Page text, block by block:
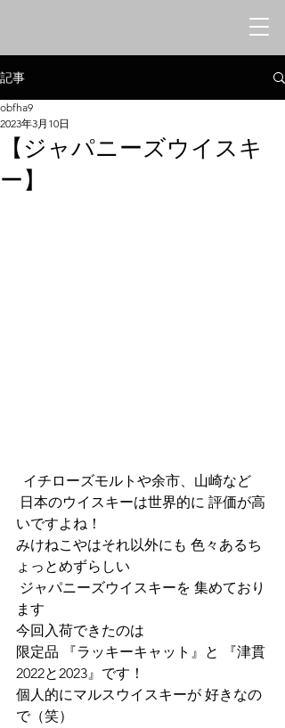
記事
【ジャパニーズウイスキ
ー】
obfha9
2023年3月10日
  イチローズモルトや余市、山崎など
いですよね！
みけねこやはそれ以外にも 色々あるち
ょっとめずらしい
ます
今回入荷できたのは
限定品 『ラッキーキャット』と 『津貫
2022と2023』です！
個人的にマルスウイスキーが 好きなの
で（笑）